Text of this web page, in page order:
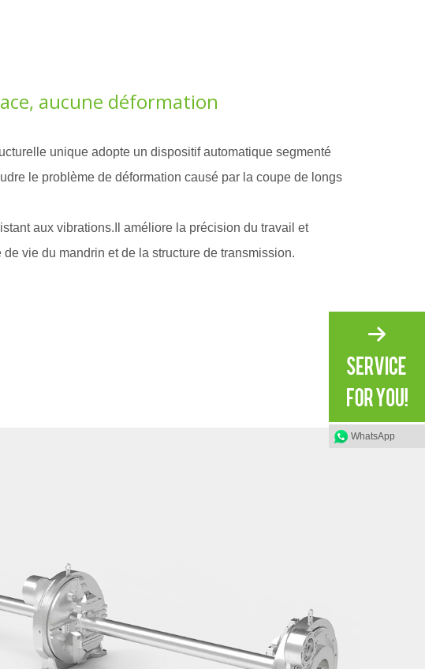
aucune déformation
unique adopte un dispositif automatique segmenté
le problème de déformation causé par la coupe de longs
aux vibrations.Il améliore la précision du travail et
vie du mandrin et de la structure de transmission.
WhatsApp